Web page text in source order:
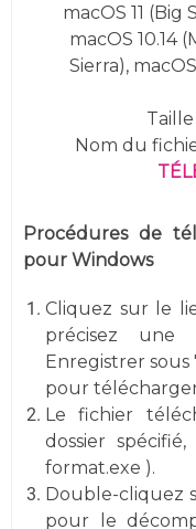
macOS 11 (Big
macOS 10.14
Sierra), macOS
Nom du
Procédures de
pour Windows
Cliquez sur le
précisez
Enregistrer sous
pour
Le fichier
dossier
format.exe ).
Double-cliquez
pour le